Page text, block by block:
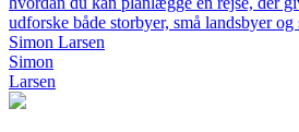
udforske både storbyer, små landsbyer
Simon Larsen
Simon
Larsen